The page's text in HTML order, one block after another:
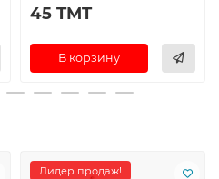
45 TMT
В корзину
Лидер продаж!